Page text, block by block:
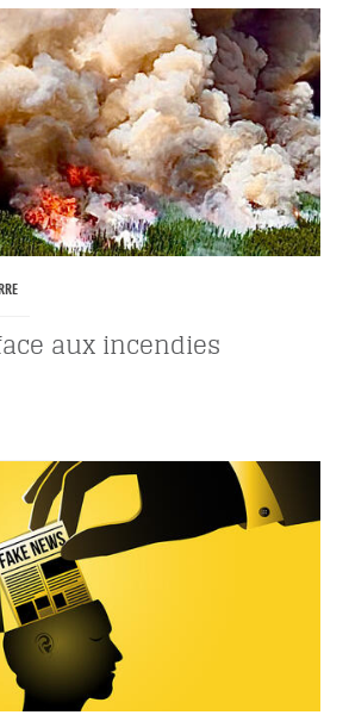
aux incendies